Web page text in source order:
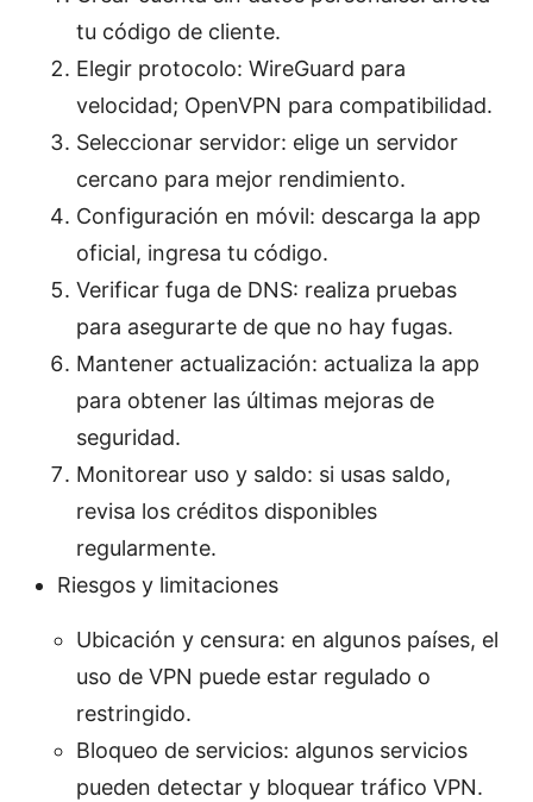
tu código de cliente.
Elegir protocolo: WireGuard para
velocidad; OpenVPN para compatibilidad.
Seleccionar servidor: elige un servidor
cercano para mejor rendimiento.
Configuración en móvil: descarga la app
oficial, ingresa tu código.
Verificar fuga de DNS: realiza pruebas
para asegurarte de que no hay fugas.
Mantener actualización: actualiza la app
para obtener las últimas mejoras de
seguridad.
Monitorear uso y saldo: si usas saldo,
revisa los créditos disponibles
regularmente.
Riesgos y limitaciones
Ubicación y censura: en algunos países, el
uso de VPN puede estar regulado o
restringido.
Bloqueo de servicios: algunos servicios
pueden detectar y bloquear tráfico VPN.